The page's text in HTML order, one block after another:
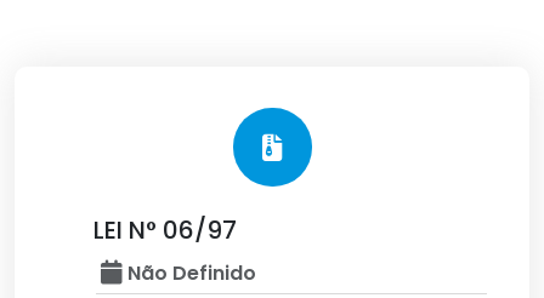
LEI N° 06/97
Não Definido